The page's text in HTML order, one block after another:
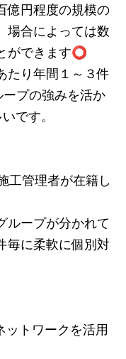
億円程度の規模の
場合によっては数
ができます⭕
たり年間１～３件
プの強みを活か
です。
工管理者が在籍し
ループが分かれて
毎に柔軟に個別対
ットワークを活用